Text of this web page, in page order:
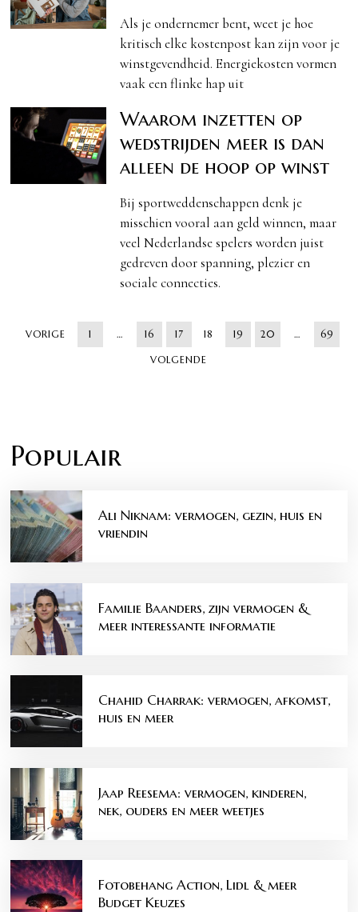
Als je ondernemer bent, weet je hoe
kritisch elke kostenpost kan zijn voor je
winstgevendheid. Energiekosten vormen
vaak een flinke hap uit
Waarom inzetten op
wedstrijden meer is dan
alleen de hoop op winst
Bij sportweddenschappen denk je
misschien vooral aan geld winnen, maar
veel Nederlandse spelers worden juist
gedreven door spanning, plezier en
sociale connecties.
VORIGE 1 … 16 17 18 19 20 … 69
VOLGENDE
Populair
Ali Niknam: vermogen, gezin, huis en
vriendin
Familie Baanders, zijn vermogen &
meer interessante informatie
Chahid Charrak: vermogen, afkomst,
huis en meer
Jaap Reesema: vermogen, kinderen,
nek, ouders en meer weetjes
Fotobehang Action, Lidl & meer
Budget Keuzes